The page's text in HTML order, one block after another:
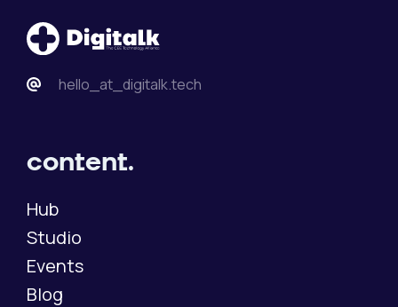
hello_at_digitalk.tech
content.
Hub
Studio
Events
Blog